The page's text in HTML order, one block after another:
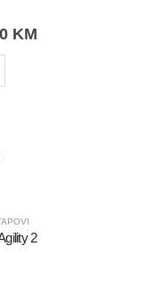
KM
2